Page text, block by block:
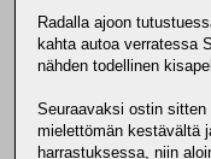
Radalla ajoon
kahta autoa verratessa
nähden todellinen
Seuraavaksi ostin
mielettömän kestävältä
harrastuksessa, niin